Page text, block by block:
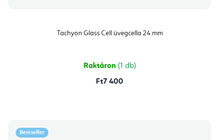
Tachyon Glass Cell üvegcella 24 mm
Raktáron (1 db)
Ft7 400
Bestseller